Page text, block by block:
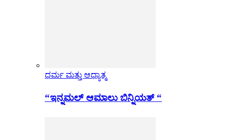
ಧರ್ಮ ಮತ್ತು ಆಧ್ಯಾತ್ಮ
“ಇನ್ನಮಲ್ ಆಮಾಲು ಬಿನ್ನಿಯತ್ “